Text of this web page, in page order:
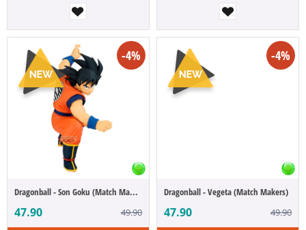
-4%
Dragonball - Son Goku (Match Makers)
47.90 49.90
-4%
Dragonball - Vegeta (Match Makers)
47.90 49.90